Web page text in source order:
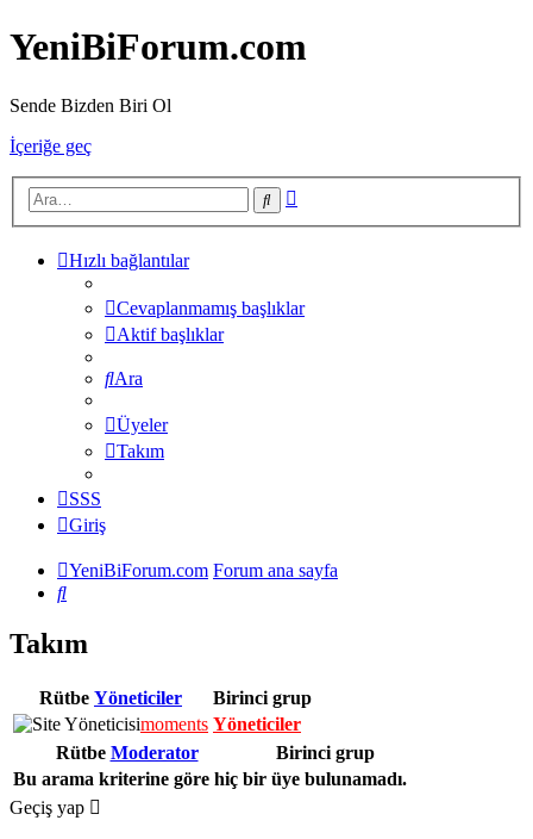
YeniBiForum.com
Sende Bizden Biri Ol
İçeriğe geç
Ara
Hızlı bağlantılar
Cevaplanmamış başlıklar
Aktif başlıklar
Ara
Üyeler
Takım
SSS
Giriş
YeniBiForum.com Forum ana sayfa
Ara
Takım
Rütbe Yöneticiler
Birinci grup
moments Yöneticiler
Rütbe Moderator
Birinci grup
Bu arama kriterine göre hiç bir üye bulunamadı.
Geçiş yap